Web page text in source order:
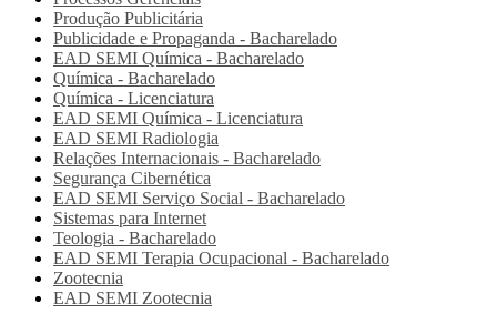
Produção Publicitária
Publicidade e Propaganda - Bacharelado
EAD SEMI Química - Bacharelado
Química - Bacharelado
Química - Licenciatura
EAD SEMI Química - Licenciatura
EAD SEMI Radiologia
Relações Internacionais - Bacharelado
Segurança Cibernética
EAD SEMI Serviço Social - Bacharelado
Sistemas para Internet
Teologia - Bacharelado
EAD SEMI Terapia Ocupacional - Bacharelado
Zootecnia
EAD SEMI Zootecnia